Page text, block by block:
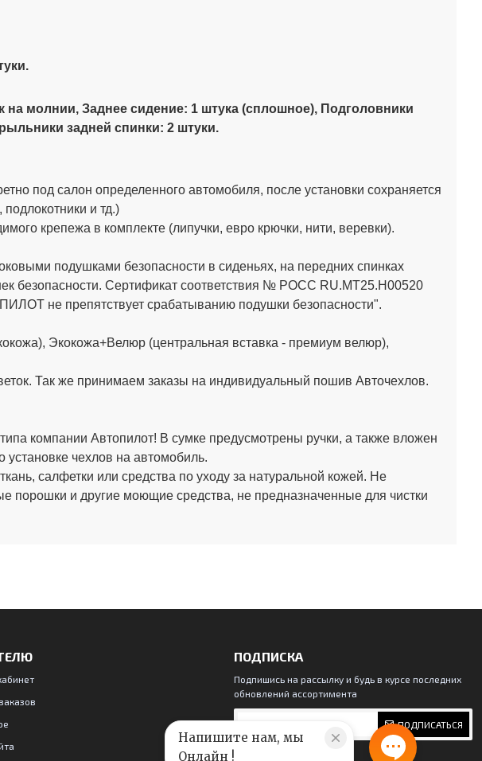
на молнии, Заднее сидение: 1 штука (сплошное), Подголовники
задней спинки: 2 штуки.
под салон определенного автомобиля, после установки сохраняется
и тд.)
крепежа в комплекте (липучки, евро крючки, нити, веревки).
подушками безопасности в сиденьях, на передних спинках
безопасности. Сертификат соответствия № РОСС RU.МТ25.Н00520
не препятствует срабатыванию подушки безопасности".
Экокожа+Велюр (центральная вставка - премиум велюр),
Так же принимаем заказы на индивидуальный пошив Авточехлов.
компании Автопилот! В сумке предусмотрены ручки, а также вложен
чехлов на автомобиль.
салфетки или средства по уходу за натуральной кожей. Не
порошки и другие моющие средства, не предназначенные для чистки
ПОДПИСКА
Подпишись на рассылку и будь в курсе последних
обновлений ассортимента
ПОДПИСАТЬСЯ
Напишите нам, мы
Онлайн !